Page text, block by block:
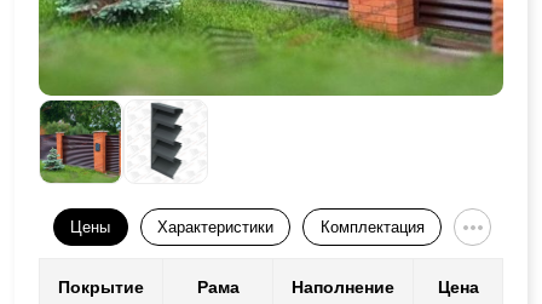
Цены Характеристики Комплектация
Покрытие Рама Наполнение Цена